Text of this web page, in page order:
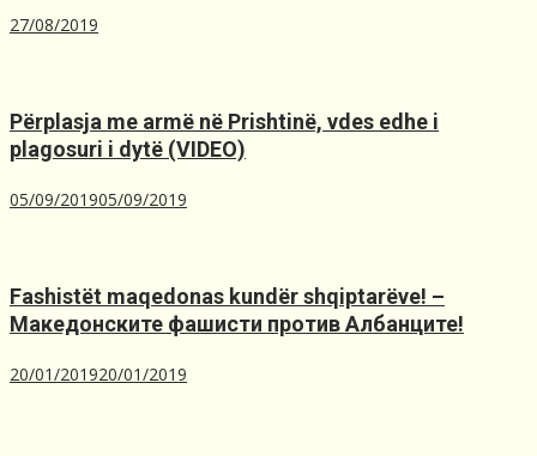
27/08/2019
Përplasja me armë në Prishtinë, ​vdes edhe i
plagosuri i dytë (VIDEO)
05/09/201905/09/2019
Fashistët maqedonas kundër shqiptarëve! –
Македонските фашисти против Албанците!
20/01/201920/01/2019